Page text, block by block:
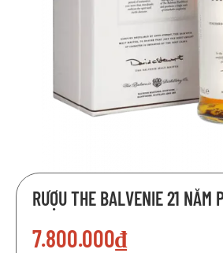
RƯỢU THE BALVENIE 21 NĂM
7.800.000₫
Chuyển
đến